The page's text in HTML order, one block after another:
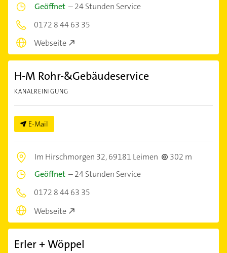
Geöffnet –24 Stunden Service
0172 8 44 63 35
Webseite
H-M Rohr-&Gebäudeservice
KANALREINIGUNG
E-Mail
Im Hirschmorgen 32,69181 Leimen
302 m
Geöffnet –24 Stunden Service
0172 8 44 63 35
Webseite
Erler + Wöppel